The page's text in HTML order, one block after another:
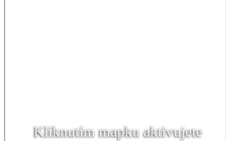
Kliknutím mapku aktivujete